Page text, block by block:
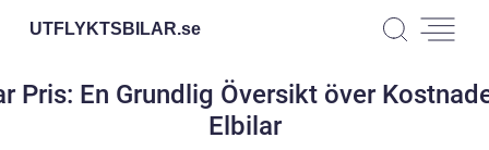
UTFLYKTSBILAR.se
Pris: En Grundlig Översikt över
Elbilar